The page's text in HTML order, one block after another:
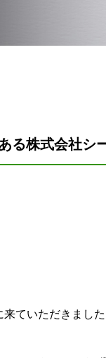
る株式会社シ
ていただきました